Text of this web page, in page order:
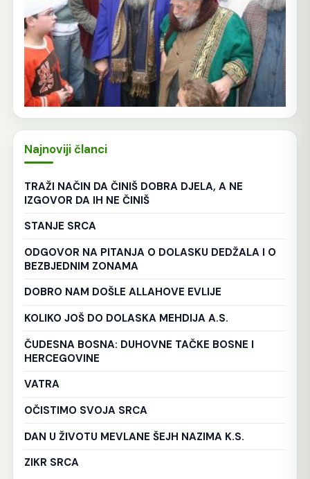
Najnoviji članci
TRAŽI NAČIN DA ČINIŠ DOBRA DJELA, A NE
IZGOVOR DA IH NE ČINIŠ
STANJE SRCA
ODGOVOR NA PITANJA O DOLASKU DEDŽALA I O
BEZBJEDNIM ZONAMA
DOBRO NAM DOŠLE ALLAHOVE EVLIJE
KOLIKO JOŠ DO DOLASKA MEHDIJA A.S.
ČUDESNA BOSNA: DUHOVNE TAČKE BOSNE I
HERCEGOVINE
VATRA
OČISTIMO SVOJA SRCA
DAN U ŽIVOTU MEVLANE ŠEJH NAZIMA K.S.
ZIKR SRCA